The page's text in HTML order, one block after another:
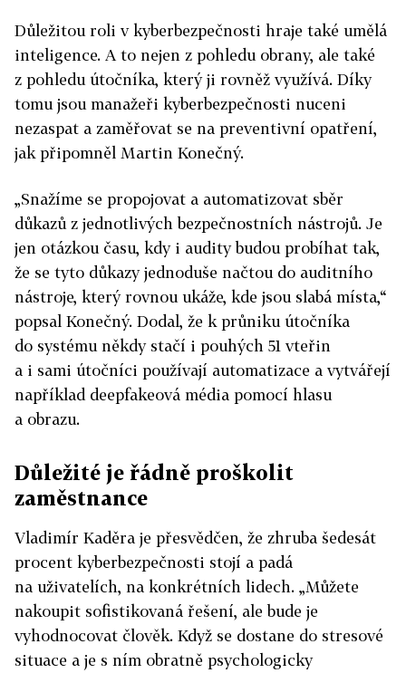
Důležitou roli v kyberbezpečnosti hraje také umělá
inteligence. A to nejen z pohledu obrany, ale také
z pohledu útočníka, který ji rovněž využívá. Díky
tomu jsou manažeři kyberbezpečnosti nuceni
nezaspat a zaměřovat se na preventivní opatření,
jak připomněl Martin Konečný.
„Snažíme se propojovat a automatizovat sběr
důkazů z jednotlivých bezpečnostních nástrojů. Je
jen otázkou času, kdy i audity budou probíhat tak,
že se tyto důkazy jednoduše načtou do auditního
nástroje, který rovnou ukáže, kde jsou slabá místa,“
popsal Konečný. Dodal, že k průniku útočníka
do systému někdy stačí i pouhých 51 vteřin
a i sami útočníci používají automatizace a vytvářejí
například deepfakeová média pomocí hlasu
a obrazu.
Důležité je řádně proškolit
zaměstnance
Vladimír Kaděra je přesvědčen, že zhruba šedesát
procent kyberbezpečnosti stojí a padá
na uživatelích, na konkrétních lidech. „Můžete
nakoupit sofistikovaná řešení, ale bude je
vyhodnocovat člověk. Když se dostane do stresové
situace a je s ním obratně psychologicky